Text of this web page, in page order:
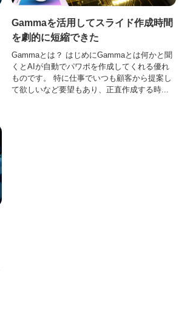
Gammaを活用してスライド作成時間
を劇的に短縮できた
Gammaとは？ はじめにGammaとは何かと聞
くとAIが自動でパワポを作成してくれる優れ
ものです。 特に仕事でいつも顧客から提案し
て欲しいなど要望もあり、正直作成する時...